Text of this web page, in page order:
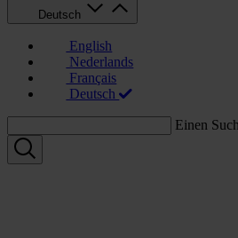
Deutsch
English
Nederlands
Français
Deutsch
Einen